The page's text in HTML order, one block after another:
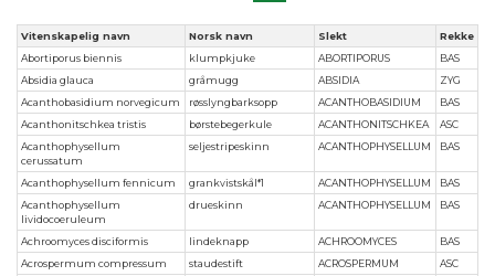
Vitenskapelig navn Norsk navn Slekt
Rekke
Abortiporus biennis
klumpkjuke ABORTIPORUS
BAS
Absidia glauca
gråmugg ABSIDIA
ZYG
Acanthobasidium norvegicum
røsslyngbarksopp ACANTHOBASIDIUM
BAS
Acanthonitschkea tristis
børstebegerkule ACANTHONITSCHKEA
ASC
Acanthophysellum
cerussatum
seljestripeskinn ACANTHOPHYSELLUM BAS
Acanthophysellum fennicum grankvistskål*1 ACANTHOPHYSELLUM
BAS
Acanthophysellum
lividocoeruleum
drueskinn ACANTHOPHYSELLUM BAS
Achroomyces disciformis lindeknapp ACHROOMYCES
BAS
Acrospermum compressum
staudestift ACROSPERMUM
ASC